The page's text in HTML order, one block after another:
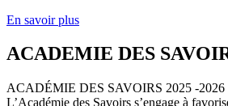
En savoir plus
ACADEMIE DES
ACADÉMIE DES SAVOIRS 2025 -2026
L’Académie des Savoirs s’engage à